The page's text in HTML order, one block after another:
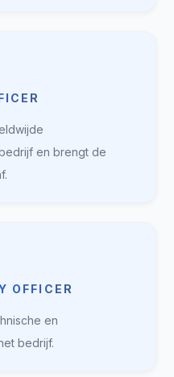
en brengt de
OFFICER
en
bedrijf.